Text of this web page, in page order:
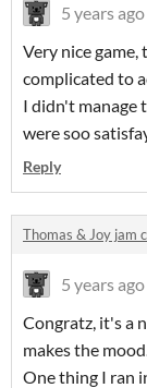
5 years ago
Very nice game,
complicated to
I didn't manage
were soo
Reply
Thomas & Joy jam
5 years ago
Congratz, it's a
makes the
One thing I ran